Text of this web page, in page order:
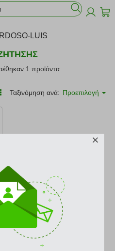
1 προϊόντα.
Ταξινόμηση ανά: Προεπιλογή